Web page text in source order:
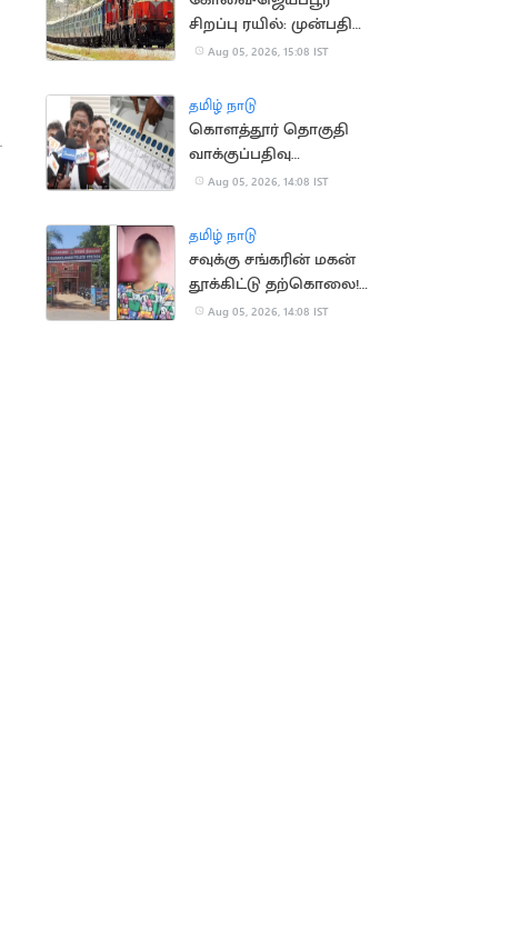
சிறப்பு ரயில்: முன்பதிவு
நாளை தொடக்கம்
Aug 05, 2026, 15:08 IST
தமிழ் நாடு
கொளத்தூர் தொகுதி
வாக்குப்பதிவு
இயந்திரங்கள்
நிறைவு
Aug 05, 2026, 14:08 IST
தமிழ் நாடு
சவுக்கு சங்கரின் மகன்
தூக்கிட்டு தற்கொலை!
காரணம் என்ன?
Aug 05, 2026, 14:08 IST